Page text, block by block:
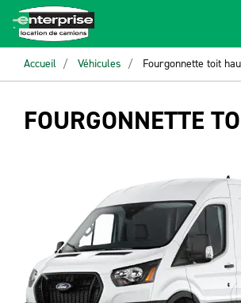
Accueil Véhicules Fourgonnette toit
FOURGONNETTE